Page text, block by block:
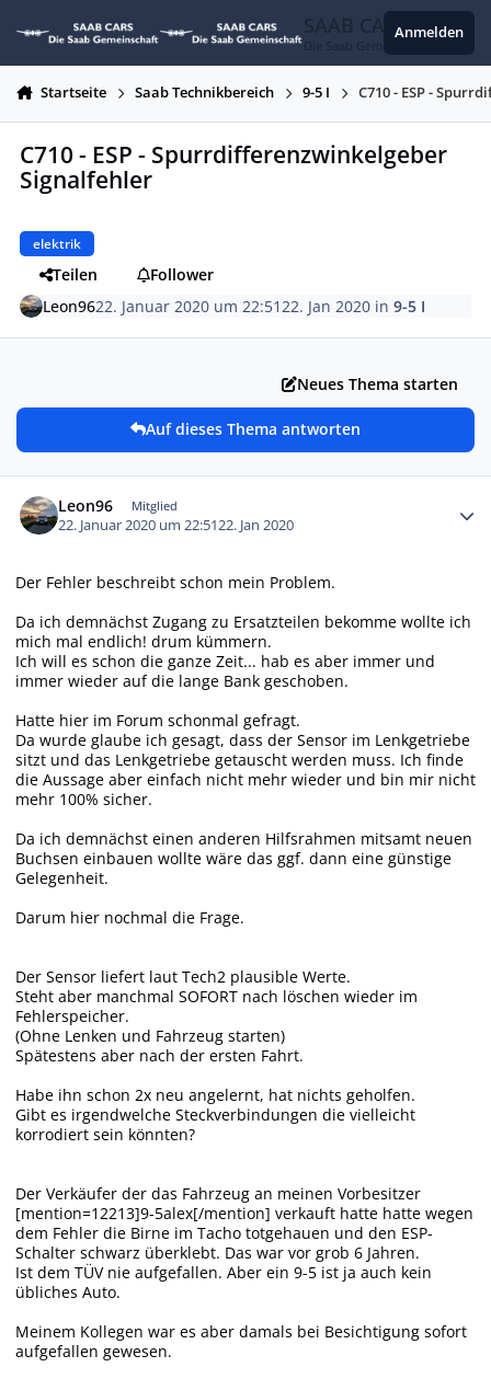
SAAB CARS
Die Saab Gemeinschaft
Anmelden
Startseite Saab Technikbereich 9-5 I C710 - ESP -
C710 - ESP - Spurrdifferenzwinkelgeber
Signalfehler
elektrik
Teilen
Follower
Leon9622. Januar 2020 um 22:51 22. Jan 2020 in9-5 I
Neues Thema starten
Auf dieses Thema antworten
Leon96 Mitglied
22. Januar 2020 um 22:5122. Jan 2020
Der Fehler beschreibt schon mein Problem.
Da ich demnächst Zugang zu Ersatzteilen bekomme wollte ich
mich mal endlich! drum kümmern.
Ich will es schon die ganze Zeit... hab es aber immer und
immer wieder auf die lange Bank geschoben.
Hatte hier im Forum schonmal gefragt.
Da wurde glaube ich gesagt, dass der Sensor im Lenkgetriebe
sitzt und das Lenkgetriebe getauscht werden muss. Ich finde
die Aussage aber einfach nicht mehr wieder und bin mir nicht
mehr 100% sicher.
Da ich demnächst einen anderen Hilfsrahmen mitsamt neuen
Buchsen einbauen wollte wäre das ggf. dann eine günstige
Gelegenheit.
Darum hier nochmal die Frage.
Der Sensor liefert laut Tech2 plausible Werte.
Steht aber manchmal SOFORT nach löschen wieder im
Fehlerspeicher.
(Ohne Lenken und Fahrzeug starten)
Spätestens aber nach der ersten Fahrt.
Habe ihn schon 2x neu angelernt, hat nichts geholfen.
Gibt es irgendwelche Steckverbindungen die vielleicht
korrodiert sein könnten?
Der Verkäufer der das Fahrzeug an meinen Vorbesitzer
[mention=12213]9-5alex[/mention] verkauft hatte hatte wegen
dem Fehler die Birne im Tacho totgehauen und den ESP-
Schalter schwarz überklebt. Das war vor grob 6 Jahren.
Ist dem TÜV nie aufgefallen. Aber ein 9-5 ist ja auch kein
übliches Auto.
Meinem Kollegen war es aber damals bei Besichtigung sofort
aufgefallen gewesen.